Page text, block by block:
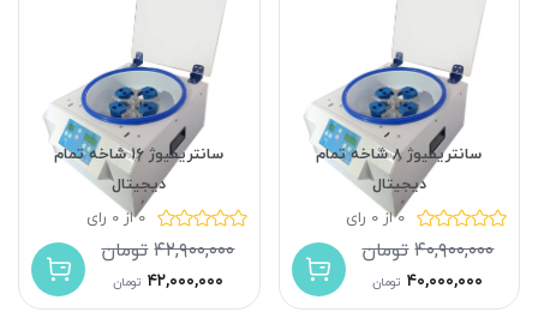
سانتریفیوژ ۸ شاخه تمام
دیجیتال
0 از 0 رای
۴۰,۹۰۰,۰۰۰تومان
۴۰,۰۰۰,۰۰۰ تومان
سانتریفیوژ ۱۶ شاخه تمام
دیجیتال
0 از 0 رای
۴۲,۹۰۰,۰۰۰تومان
۴۲,۰۰۰,۰۰۰ تومان